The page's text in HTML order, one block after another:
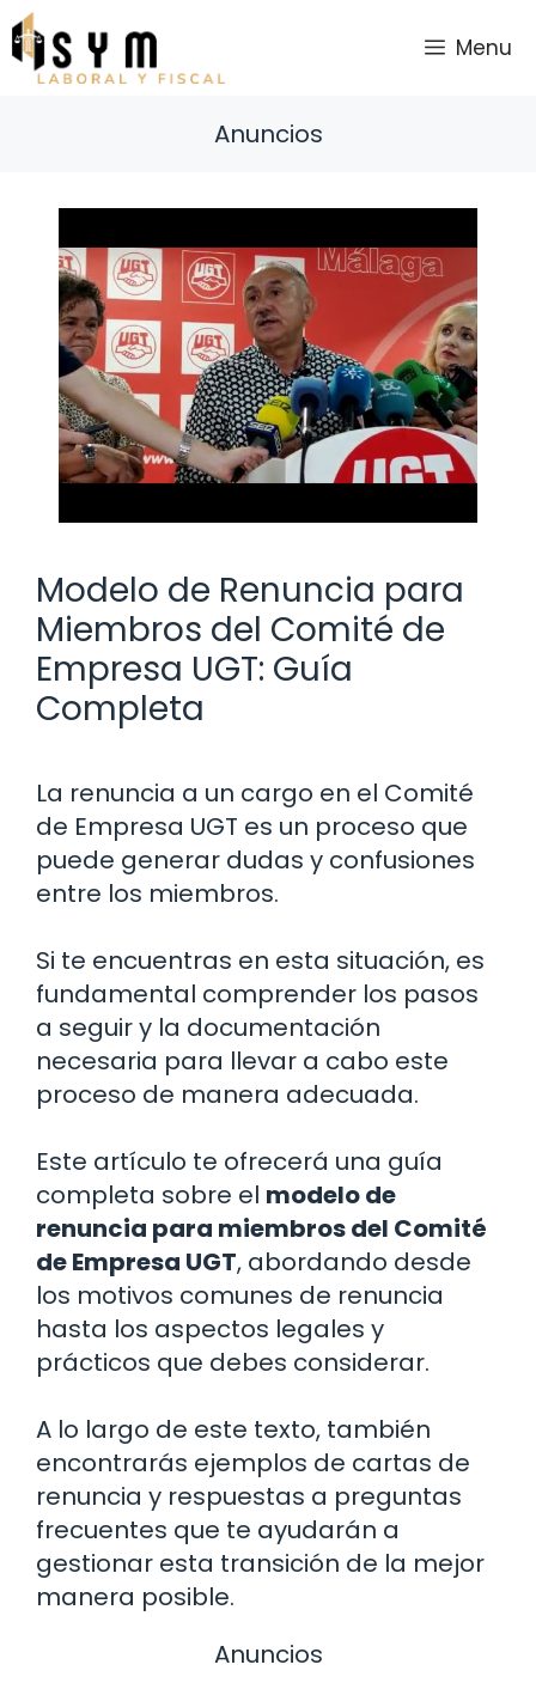
Saltar
al
contenido
Menu
Anuncios
Modelo de Renuncia para
Miembros del Comité de
Empresa UGT: Guía
Completa
La renuncia a un cargo en el Comité
de Empresa UGT es un proceso que
puede generar dudas y confusiones
entre los miembros.
Si te encuentras en esta situación, es
fundamental comprender los pasos
a seguir y la documentación
necesaria para llevar a cabo este
proceso de manera adecuada.
Este artículo te ofrecerá una guía
completa sobre el modelo de
renuncia para miembros del Comité
de Empresa UGT, abordando desde
los motivos comunes de renuncia
hasta los aspectos legales y
prácticos que debes considerar.
A lo largo de este texto, también
encontrarás ejemplos de cartas de
renuncia y respuestas a preguntas
frecuentes que te ayudarán a
gestionar esta transición de la mejor
manera posible.
Anuncios